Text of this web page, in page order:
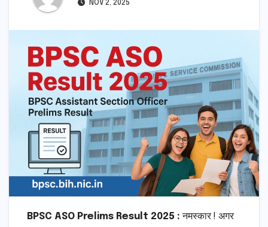
NOV 2, 2025
BPSC ASO Prelims Result 2025 :नमस्कार ! अगर